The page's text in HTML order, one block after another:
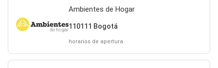
Ambientes de Hogar
110111 Bogotá
horarios de apertura